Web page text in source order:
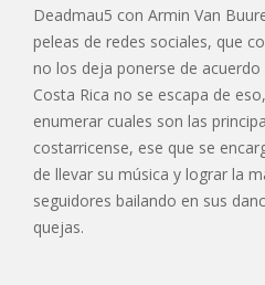
Deadmau5 con Armin Van
peleas de redes sociales, que
no los deja ponerse de
Costa Rica no se escapa de
enumerar cuales son las
costarricense, ese que se
de llevar su música y lograr la
seguidores bailando en sus
quejas.